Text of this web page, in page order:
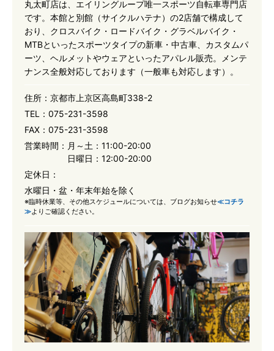
丸太町店は、エイリングループ唯一スポーツ自転車専門店
です。本館と別館（サイクルハテナ）の2店舗で構成して
おり、クロスバイク・ロードバイク・グラベルバイク・
MTBといったスポーツタイプの新車・中古車、カスタムパ
ーツ、ヘルメットやウェアといったアパレル販売。メンテ
ナンス全般対応しております（一般車も対応します）。
住所： 京都市上京区高島町338-2
TEL： 075-231-3598
FAX： 075-231-3598
営業時間： 月～土：11:00-20:00
日曜日：12:00-20:00
定休日：
水曜日・盆・年末年始を除く
※臨時休業等、その他スケジュールについては、ブログお知らせ≪コチラ
≫よりご確認ください。